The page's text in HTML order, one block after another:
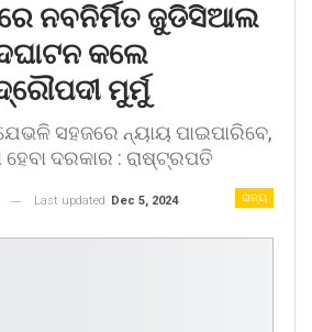
ନବନିର୍ମିତ ଜୁଡିସିଆଲ
କଲେ
ମୁର୍ମୁ
ସହଜରେ ନ୍ୟାୟ ପାଇପାରିବେ,
ଦରକାର : ରାଷ୍ଟ୍ରପତି
ରାଜ୍ୟ
Last updated Dec 5, 2024